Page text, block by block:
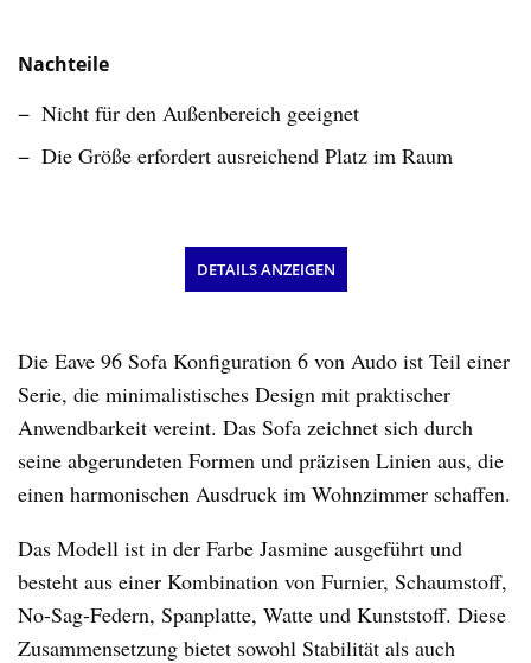
Die Eave 96 Sofa Konfiguration 6 von Audo ist Teil einer
Serie, die minimalistisches Design mit praktischer
Anwendbarkeit vereint. Das Sofa zeichnet sich durch
seine abgerundeten Formen und präzisen Linien aus, die
einen harmonischen Ausdruck im Wohnzimmer schaffen.
Das Modell ist in der Farbe Jasmine ausgeführt und
besteht aus einer Kombination von Furnier, Schaumstoff,
No-Sag-Federn, Spanplatte, Watte und Kunststoff. Diese
Zusammensetzung bietet sowohl Stabilität als auch
Nachteile
Nicht für den Außenbereich geeignet
Die Größe erfordert ausreichend Platz im Raum
DETAILS ANZEIGEN